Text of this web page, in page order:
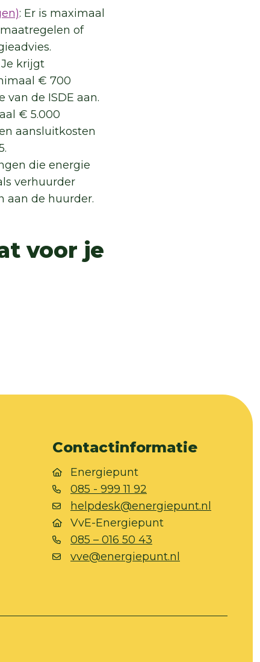
: Er is maximaal
of
Je krijgt
€ 700
van de ISDE aan.
€ 5.000
aansluitkosten
die energie
verhuurder
aan de huurder.
voor je
Contactinformatie
Energiepunt
085 - 999 11 92
helpdesk@energiepunt.nl
VvE-Energiepunt
085 – 016 50 43
vve@energiepunt.nl